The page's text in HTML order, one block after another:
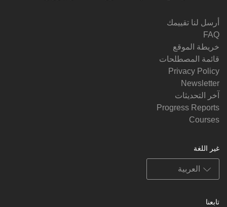
أرسل لنا تقييمك
FAQ
خريطة الموقع
قائمة المصطلحات
Privacy Policy
Newsletter
آخر التحديثات
Progress Reports
Courses
غير اللغة
تابعنا